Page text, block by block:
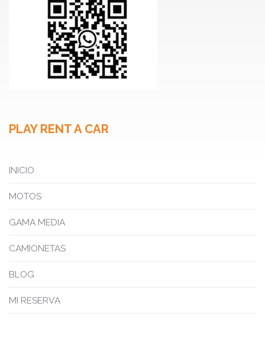
PLAY RENT A CAR
INICIO
MOTOS
GAMA MEDIA
CAMIONETAS
BLOG
MI RESERVA